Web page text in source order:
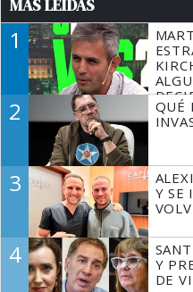
MÁS LEÍDAS
1
2
QUÉ
3
Y SE
4
Y
DE